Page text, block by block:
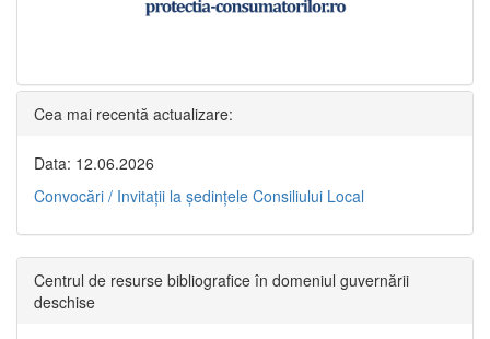
Cea mai recentă actualizare:
Data: 12.06.2026
Convocări / Invitaţii la şedinţele Consiliului Local
Centrul de resurse bibliografice în domeniul guvernării
deschise